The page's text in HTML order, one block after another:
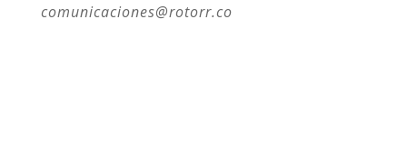
comunicaciones@rotorr.co